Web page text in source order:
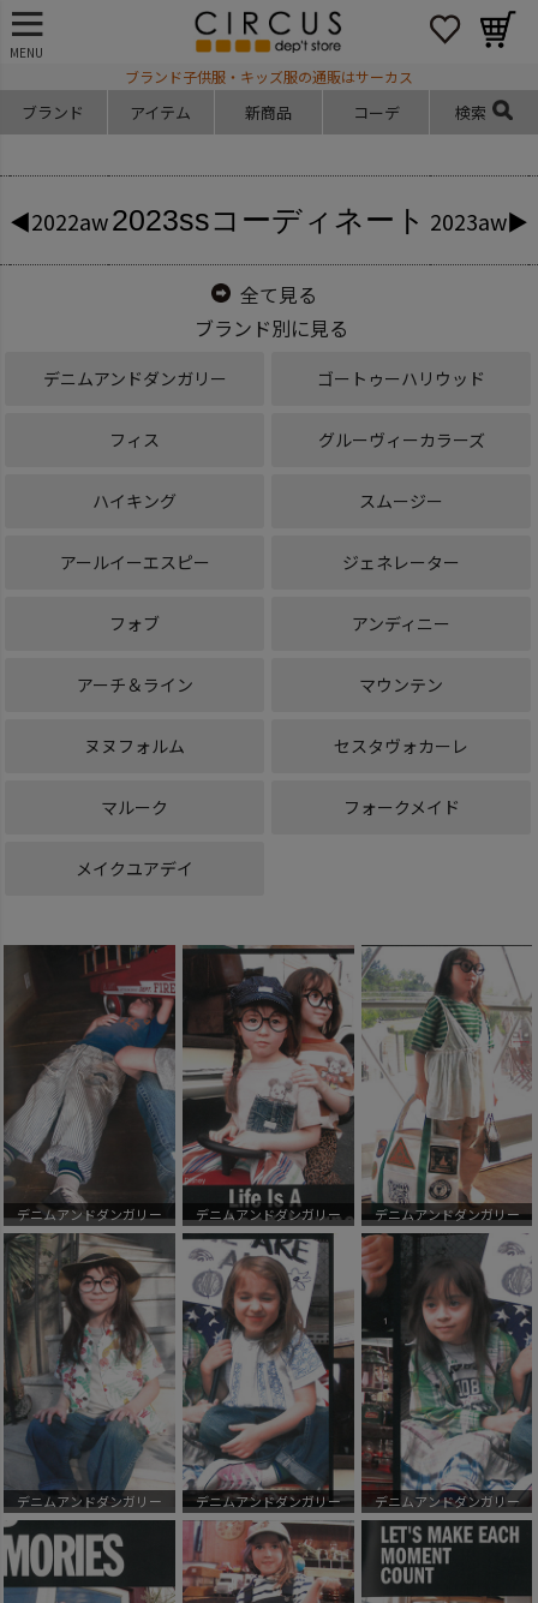
MENU
ブランド子供服・キッズ服の通販はサーカス
ブランド アイテム 新商品 コーデ 検索
◀2022aw2023ssコーディネート 2023aw▶
全て見る
ブランド別に見る
デニムアンドダンガリー ゴートゥーハリウッド
フィス グルーヴィーカラーズ
ハイキング スムージー
アールイーエスピー ジェネレーター
フォブ アンディニー
アーチ＆ライン マウンテン
ヌヌフォルム セスタヴォカーレ
マルーク フォークメイド
メイクユアデイ
デニムアンドダンガリー デニムアンドダンガリー デニムアンドダンガリー
デニムアンドダンガリー デニムアンドダンガリー デニムアンドダンガリー